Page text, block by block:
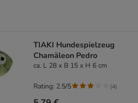
TIAKI Hundespielzeug
Chamäleon Pedro
ca. L 28 x B 15 x H 6 cm
Rating: 2.5/5 (4)